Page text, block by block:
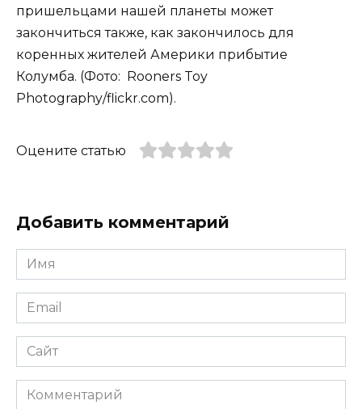
пришельцами нашей планеты может
закончиться также, как закончилось для
коренных жителей Америки прибытие
Колумба. (Фото: Rooners Toy
Photography/flickr.com).
Оцените статью
Добавить комментарий
Имя
*
Email
*
Сайт
Комментарий